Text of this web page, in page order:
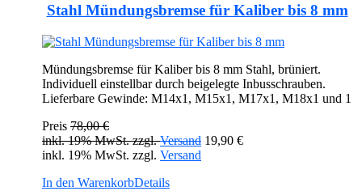
Stahl Mündungsbremse für Kaliber bis 8 mm
Mündungsbremse für Kaliber bis 8 mm Stahl, brüniert.
Individuell einstellbar durch beigelegte Inbusschrauben.
Lieferbare Gewinde: M14x1, M15x1, M17x1, M18x1 und 1
Preis 78,00 €
inkl. 19% MwSt. zzgl.Versand 19,90 €
inkl. 19% MwSt. zzgl. Versand
In den WarenkorbDetails